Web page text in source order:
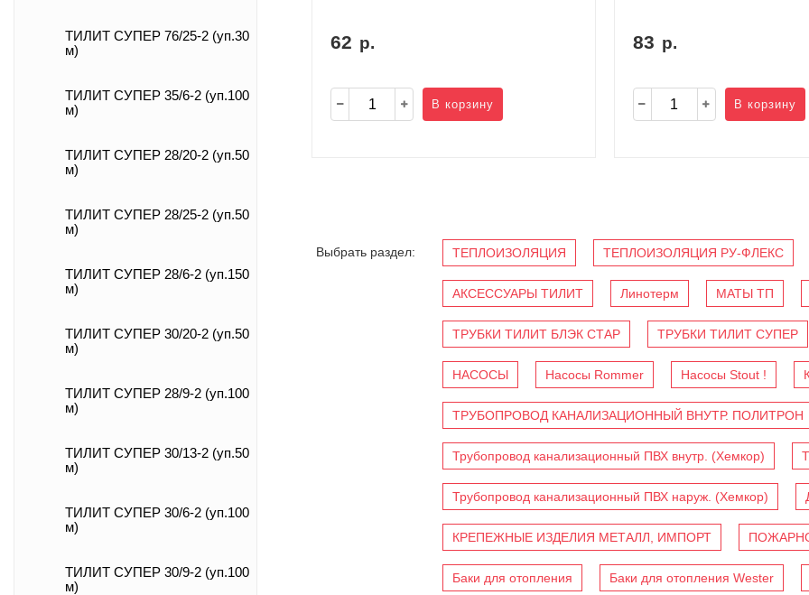
ТИЛИТ СУПЕР 76/25-2 (уп.30
м)
ТИЛИТ СУПЕР 35/6-2 (уп.100
м)
ТИЛИТ СУПЕР 28/20-2 (уп.50
м)
ТИЛИТ СУПЕР 28/25-2 (уп.50
м)
ТИЛИТ СУПЕР 28/6-2 (уп.150
м)
ТИЛИТ СУПЕР 30/20-2 (уп.50
м)
ТИЛИТ СУПЕР 28/9-2 (уп.100
м)
ТИЛИТ СУПЕР 30/13-2 (уп.50
м)
ТИЛИТ СУПЕР 30/6-2 (уп.100
м)
ТИЛИТ СУПЕР 30/9-2 (уп.100
м)
62 р.
В корзину
83 р.
В корзину
Выбрать раздел: ТЕПЛОИЗОЛЯЦИЯ ТЕПЛОИЗОЛЯЦИЯ РУ-ФЛЕКС
АКСЕССУАРЫ ТИЛИТ Линотерм МАТЫ ТП
ТРУБКИ ТИЛИТ БЛЭК СТАР ТРУБКИ ТИЛИТ СУПЕР
НАСОСЫ Насосы Rommer Насосы Stout !
ТРУБОПРОВОД КАНАЛИЗАЦИОННЫЙ ВНУТР. ПОЛИТРОН
Трубопровод канализационный ПВХ внутр. (Хемкор)
Трубопровод канализационный ПВХ наруж. (Хемкор)
КРЕПЕЖНЫЕ ИЗДЕЛИЯ МЕТАЛЛ, ИМПОРТ
Баки для отопления Баки для отопления Wester